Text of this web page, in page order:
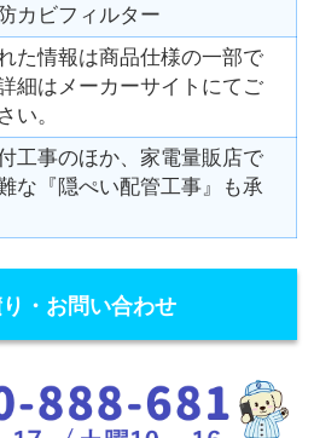
カビフィルター
た情報は商品仕様の一部で
細はメーカーサイトにてご
い。
工事のほか、家電量販店で
な『隠ぺい配管工事』も承
・お問い合わせ